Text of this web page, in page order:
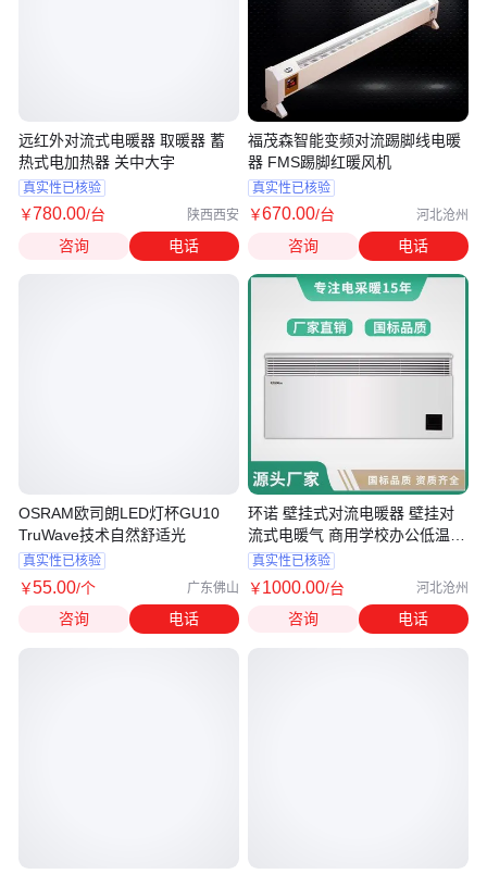
远红外对流式电暖器 取暖器 蓄
热式电加热器 关中大宇
真实性已核验
￥780.00/台 陕西西安
咨询 电话
OSRAM欧司朗LED灯杯GU10
TruWave技术自然舒适光
真实性已核验
￥55.00/个 广东佛山
咨询 电话
福茂森智能变频对流踢脚线电暖
器 FMS踢脚红暖风机
真实性已核验
￥670.00/台 河北沧州
咨询 电话
环诺 壁挂式对流电暖器 壁挂对
流式电暖气 商用学校办公低温电
采暖器
真实性已核验
￥1000.00/台 河北沧州
咨询 电话